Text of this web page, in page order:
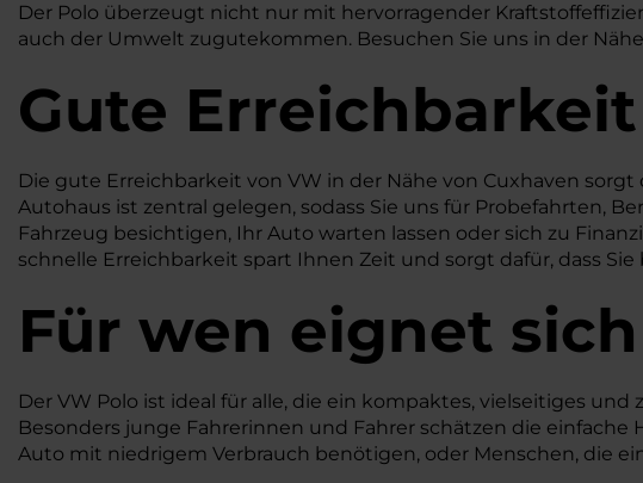
Der Polo überzeugt nicht nur mit hervorragender
auch der Umwelt zugutekommen. Besuchen Sie uns in der
Gute Erreichbarkeit
Die gute Erreichbarkeit von VW in der Nähe von Cuxhaven
Autohaus ist zentral gelegen, sodass Sie uns für Probefahrten,
Fahrzeug besichtigen, Ihr Auto warten lassen oder sich zu
schnelle Erreichbarkeit spart Ihnen Zeit und sorgt dafür, dass
Für wen eignet
Der VW Polo ist ideal für alle, die ein kompaktes, vielseitiges
Besonders junge Fahrerinnen und Fahrer schätzen die
Auto mit niedrigem Verbrauch benötigen, oder Menschen, die